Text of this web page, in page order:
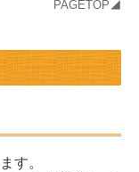
PAGETOP◢
す。